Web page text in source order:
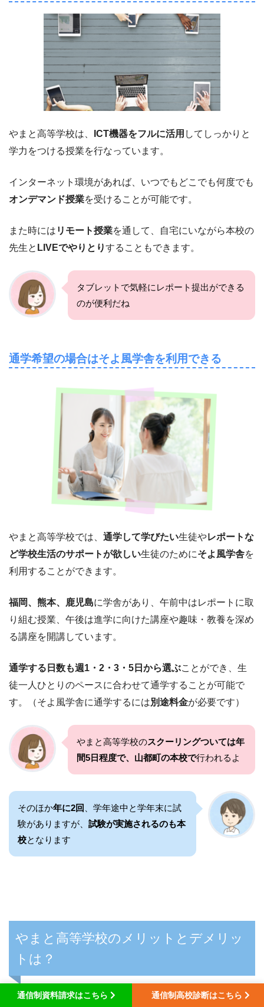
やまと高等学校は、 ICT機器をフルに活用 してしっかりと
学力をつける授業を行なっています。
インターネット環境があれば、いつでもどこでも何度でも
オンデマンド授業を受けることが可能です。
また時には リモート授業を通して、自宅にいながら本校の
先生と LIVEでやりとりすることもできます。
タブレットで気軽にレポート提出ができる
のが便利だね
通学希望の場合はそよ風学舎を利用できる
やまと高等学校では、 通学して学びたい生徒やレポートな
ど学校生活のサポートが欲しい生徒のためにそよ風学舎を
利用することができます。
福岡、熊本、鹿児島に学舎があり、午前中はレポートに取
り組む授業、午後は進学に向けた講座や趣味・教養を深め
る講座を開講しています。
通学する日数も週1・2・3・5日から選ぶことができ、生
徒一人ひとりのペースに合わせて通学することが可能で
す。（そよ風学舎に通学するには別途料金が必要です）
やまと高等学校のスクーリングついては年
間5日程度で、山都町の本校で行われるよ
そのほか年に2回
、学年途中と学年末に試
験がありますが、 試験が実施されるのも本
校となります
やまと高等学校のメリットとデメリッ
トは？
通信制資料請求はこちら 通信制高校診断はこちら